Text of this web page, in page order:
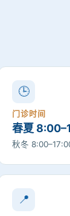
🕒
门诊时间
春夏
秋冬
📍